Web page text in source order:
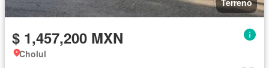
Terreno
$ 1,457,200 MXN
Cholul